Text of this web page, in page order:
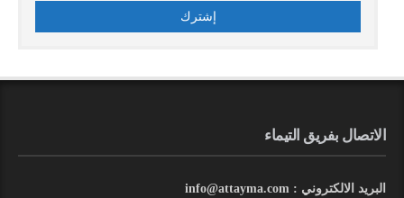
الاتصال بفريق التيماء
البريد الالكتروني : info@attayma.com